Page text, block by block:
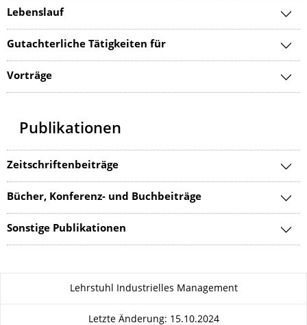
Lebenslauf
Gutachterliche Tätigkeiten für
Vorträge
Publikationen
Zeitschriftenbeiträge
Bücher, Konferenz- und Buchbeiträge
Sonstige Publikationen
Zu dieser SeiteLehrstuhl Industrielles Management
Letzte Änderung: 15.10.2024